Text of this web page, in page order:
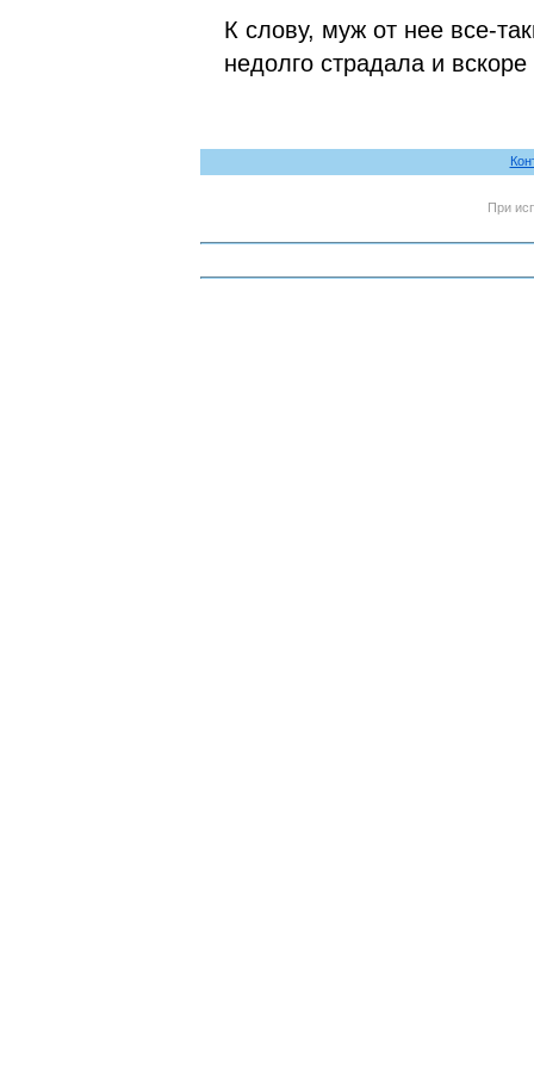
К слову, муж от нее все-
недолго страдала и
При